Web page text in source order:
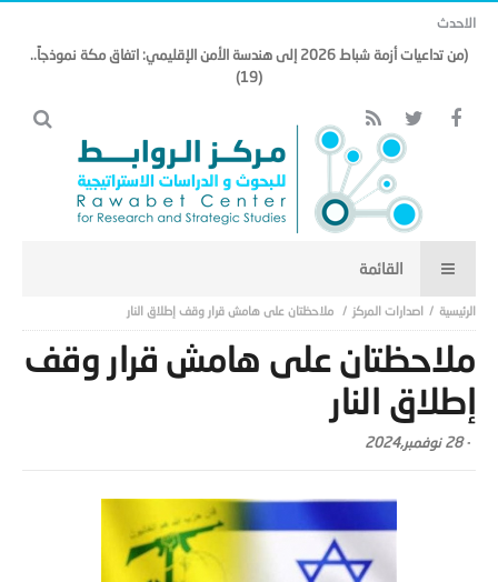
الاحدث
(من تداعيات أزمة شباط 2026 إلى هندسة الأمن الإقليمي: اتفاق مكة نموذجاً..
(19)
اصدارات المركز ملاحظتان على هامش قرار وقف إطلاق النار
ملاحظتان على هامش قرار وقف
إطلاق النار
-28 نوفمبر,2024